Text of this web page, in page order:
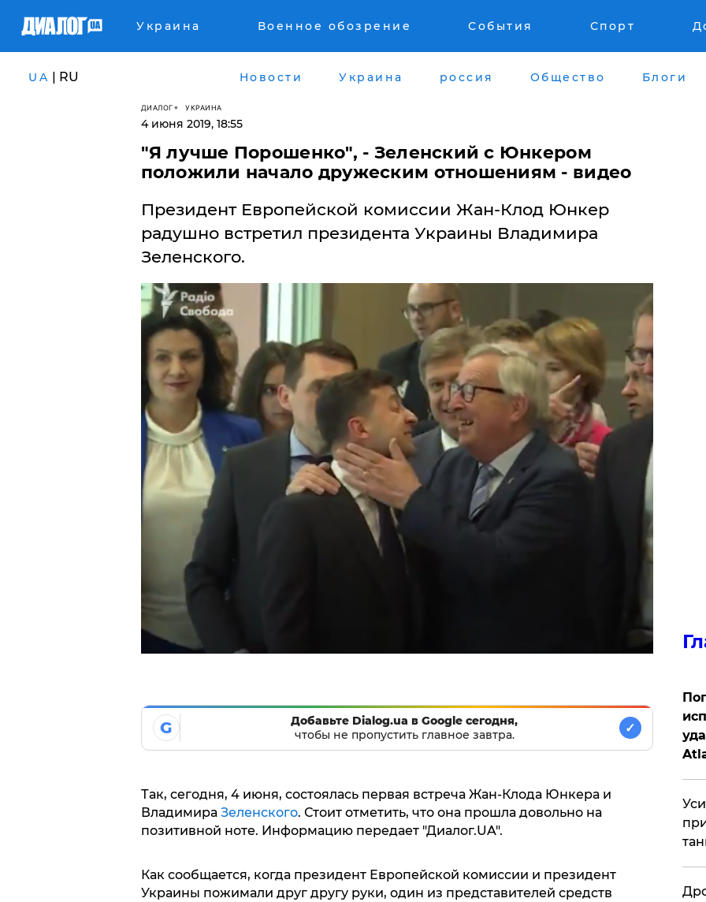
Украина Военное обозрение События Спорт
UA | RU Новости Украина россия Общество Блоги
ДИАЛОГ УКРАИНА
4 июня 2019, 18:55
"Я лучше Порошенко", - Зеленский с Юнкером
положили начало дружеским отношениям - видео
​Президент Европейской комиссии Жан-Клод Юнкер
радушно встретил президента Украины Владимира
Зеленского.
G
Добавьте Dialog.ua в Google сегодня,
чтобы не пропустить главное завтра.
✓
Так, сегодня, 4 июня, состоялась первая встреча Жан-Клода Юнкера и
Владимира Зеленского. Стоит отметить, что она прошла довольно на
позитивной ноте. Информацию передает "Диалог.UA".
Как сообщается, когда президент Европейской комиссии и президент
Украины пожимали друг другу руки, один из представителей средств